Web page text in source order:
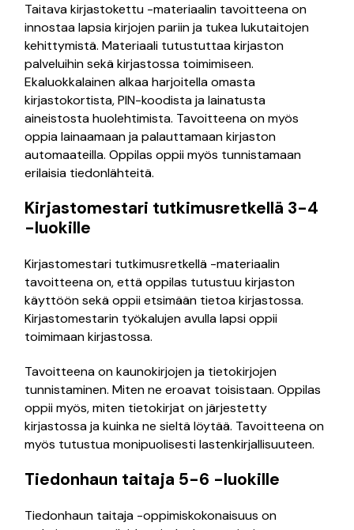
Taitava kirjastokettu -materiaalin tavoitteena on
innostaa lapsia kirjojen pariin ja tukea lukutaitojen
kehittymistä. Materiaali tutustuttaa kirjaston
palveluihin sekä kirjastossa toimimiseen.
Ekaluokkalainen alkaa harjoitella omasta
kirjastokortista, PIN-koodista ja lainatusta
aineistosta huolehtimista. Tavoitteena on myös
oppia lainaamaan ja palauttamaan kirjaston
automaateilla. Oppilas oppii myös tunnistamaan
erilaisia tiedonlähteitä.
Kirjastomestari tutkimusretkellä 3-4
-luokille
Kirjastomestari tutkimusretkellä -materiaalin
tavoitteena on, että oppilas tutustuu kirjaston
käyttöön sekä oppii etsimään tietoa kirjastossa.
Kirjastomestarin työkalujen avulla lapsi oppii
toimimaan kirjastossa.
Tavoitteena on kaunokirjojen ja tietokirjojen
tunnistaminen. Miten ne eroavat toisistaan. Oppilas
oppii myös, miten tietokirjat on järjestetty
kirjastossa ja kuinka ne sieltä löytää. Tavoitteena on
myös tutustua monipuolisesti lastenkirjallisuuteen.
Tiedonhaun taitaja 5-6 -luokille
Tiedonhaun taitaja -oppimiskokonaisuus on